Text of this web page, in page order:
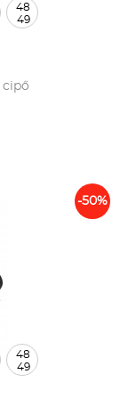
cipő
48
49
-50%
48
49